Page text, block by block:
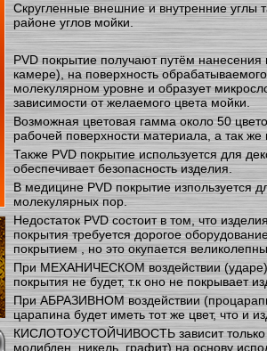
Скругленные внешние и внутренние углы
районе углов мойки.
PVD покрытие получают путём
камере), на поверхность
молекулярном уровне и образует
зависимости от желаемого цвета мойки.
Возможная цветовая гамма около 50
рабочей поверхности материала, а так
Также PVD покрытие используется для
обеспечивает безопасность изделия.
В медицине PVD покрытие изпользуется
молекулярных пор.
Недостаток PVD состоит в том, что
покрытия требуется дорогое
покрытием , но это окупается
При МЕХАНИЧЕСКОМ воздействии (ударе)
покрытия не будет, т.к оно не покрывает
При АБРАЗИВНОМ воздействии
царапина будет иметь тот же цвет, что и
КИСЛОТОУСТОЙЧИВОСТЬ зависит только
молибден, никель, графит) на основу